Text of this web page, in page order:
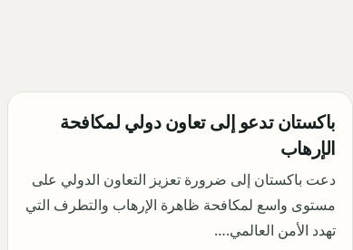
باكستان تدعو إلى تعاون دولي لمكافحة
الإرهاب
دعت باكستان إلى ضرورة تعزيز التعاون الدولي على
مستوى واسع لمكافحة ظاهرة الإرهاب والتطرف التي
تهدد الأمن العالمي.…